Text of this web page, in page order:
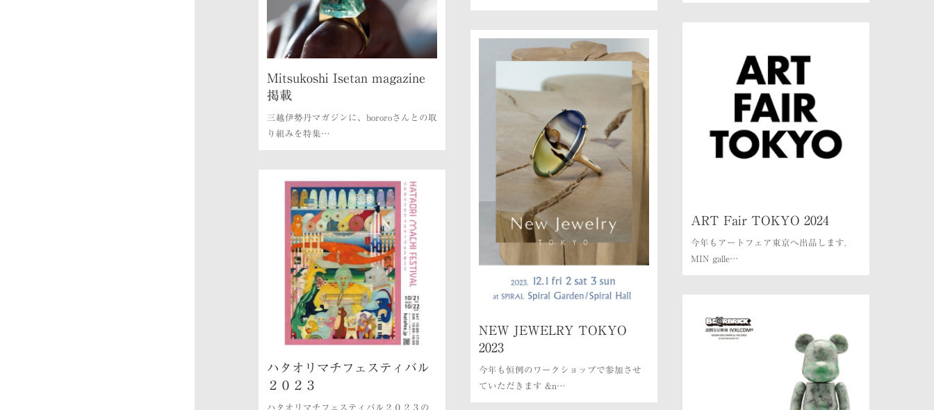
Mitsukoshi Isetan magazine
掲載
三越伊勢丹マガジンに、bororoさんとの取
り組みを特集…
ART Fair TOKYO 2024
今年もアートフェア東京へ出品します.
MIN galle…
NEW JEWELRY TOKYO
2023
今年も恒例のワークショップで参加させ
ていただきます &n…
ハタオリマチフェスティバル
２０２３
ハタオリマチフェスティバル２０２３の